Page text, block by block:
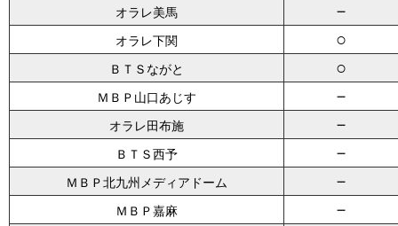
オラレ美馬 －
オラレ下関 ○
ＢＴＳながと ○
ＭＢＰ山口あじす －
オラレ田布施 －
ＢＴＳ西予 －
ＭＢＰ北九州メディアドーム －
ＭＢＰ嘉麻 －